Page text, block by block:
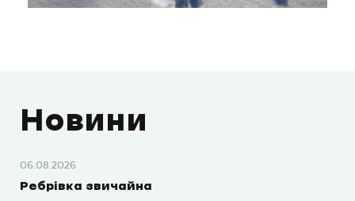
Новини
06.08.2026
Ребрівка звичайна